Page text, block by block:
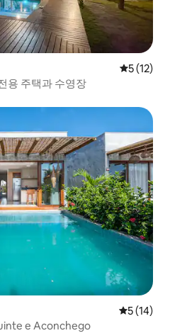
평점 5점
5 (12)
용 주택과 수영장
평점 5점
5 (14)
e Aconchego